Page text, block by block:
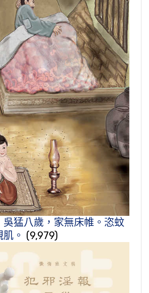
吳猛八歲，家無床帷。恣蚊
。 (9,979)